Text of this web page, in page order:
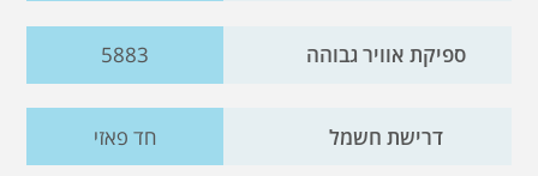
ספיקת אוויר גבוהה 5883
דרישת חשמל חד פאזי